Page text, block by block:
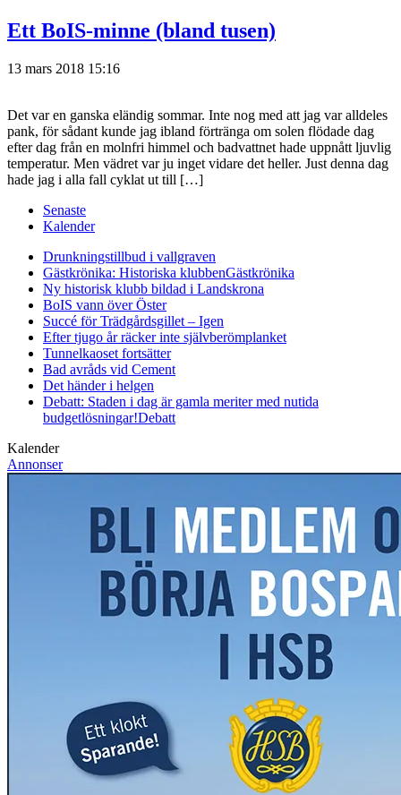
Ett BoIS-minne (bland tusen)
13 mars 2018 15:16
Det var en ganska eländig sommar. Inte nog med att jag var alldeles
pank, för sådant kunde jag ibland förtränga om solen flödade dag
efter dag från en molnfri himmel och badvattnet hade uppnått ljuvlig
temperatur. Men vädret var ju inget vidare det heller. Just denna dag
hade jag i alla fall cyklat ut till […]
Senaste
Kalender
Drunkningstillbud i vallgraven
Gästkrönika: Historiska klubbenGästkrönika
Ny historisk klubb bildad i Landskrona
BoIS vann över Öster
Succé för Trädgårdsgillet – Igen
Efter tjugo år räcker inte självberömplanket
Tunnelkaoset fortsätter
Bad avråds vid Cement
Det händer i helgen
Debatt: Staden i dag är gamla meriter med nutida
budgetlösningar!Debatt
Kalender
Annonser